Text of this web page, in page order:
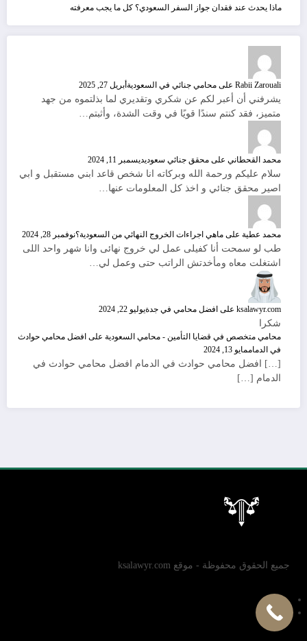
ماذا يحدث عند فقدان جواز السفر السعودي؟ كل ما يجب معرفته
Rabii Zarouali علىمحامي جنائي في السعوديةأبريل 27, 2025
يشرفني أن أعبر لكم عن شكري وتقديري لما بذلتموه من جهد
متميز، فقد كنتم سندًا قويًا في وقت الشدة، وأثبتم…
محمد القحطاني علىمحقق جنائي سعوديديسمبر 11, 2024
سلام عليكم ورحمة الله وبركاته انا شخص قاعد ابني مستقبل و ابي
اصير محقق جنائي و اخذ كل المعلومات عنها…
محمد عطية علىماهي اجراءات الخروج النهائي من السعودية؟نوفمبر 28, 2024
طب لو سمحت أنا كفيلى عمل لي خروج نهائى وانا شهر واحد اللى
اشتغلت معاه ومأخدتش الراتب حتى وعمل لي…
ksalawyr.com علىافضل محامي في جدةيوليو 22, 2024
شكرا
محامي متخصص في قضايا التأمين - محامي السعودية علىافضل محامي حوادث
في الدماممايو 13, 2024
[…] افضل محامي حوادث في الدمام افضل محامي حوادث في
الدمام […]
جميع الحقوق محفوظة - موقع ksalawyr.com
سياسة الخصوصية
الإتصال بنا